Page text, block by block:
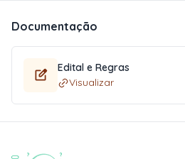
Documentação
Edital e Regras
Visualizar